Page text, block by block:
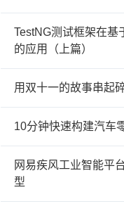
TestNG测试框架在基
的应用（上篇）
用双十一的故事串起
10分钟快速构建汽车
网易疾风工业智能平
型